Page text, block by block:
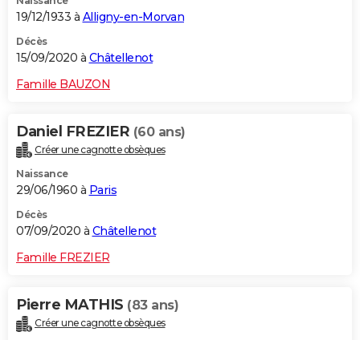
19/12/1933 à Alligny-en-Morvan
Décès
15/09/2020 à Châtellenot
Famille BAUZON
Daniel FREZIER (60 ans)
Créer une cagnotte obsèques
Naissance
29/06/1960 à Paris
Décès
07/09/2020 à Châtellenot
Famille FREZIER
Pierre MATHIS (83 ans)
Créer une cagnotte obsèques